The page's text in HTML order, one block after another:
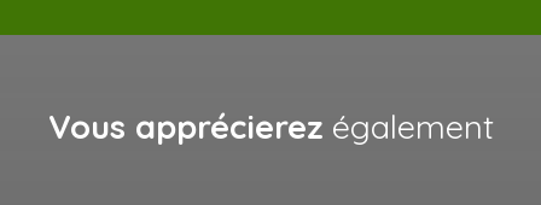
Vous apprécierez également